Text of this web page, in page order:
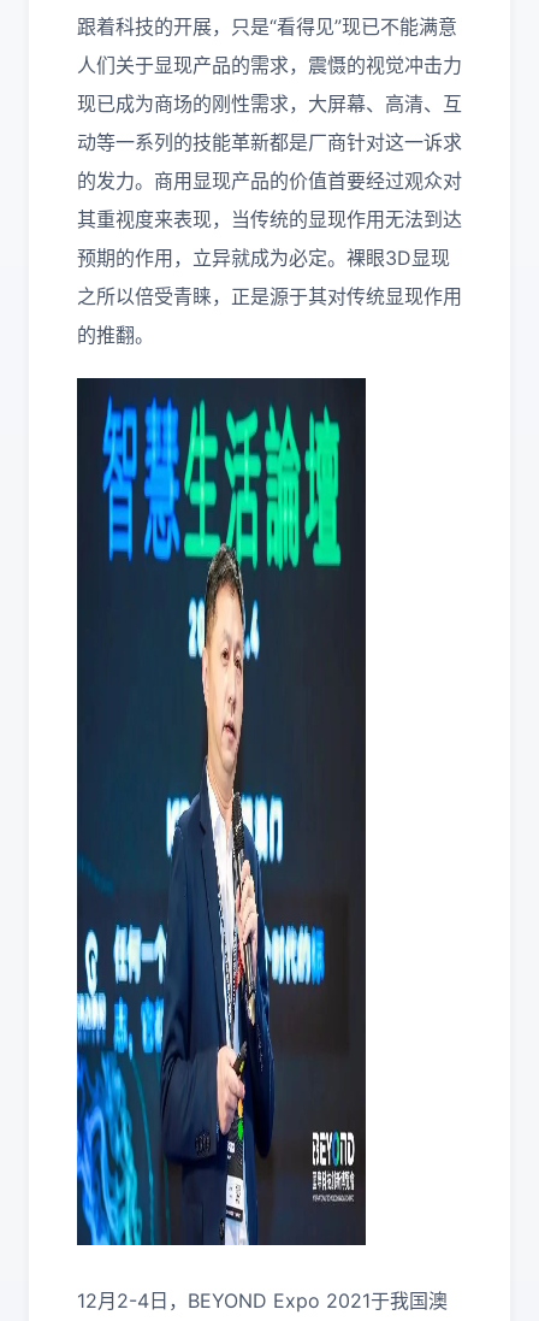
跟着科技的开展，只是“看得见”现已不能满意
人们关于显现产品的需求，震慑的视觉冲击力
现已成为商场的刚性需求，大屏幕、高清、互
动等一系列的技能革新都是厂商针对这一诉求
的发力。商用显现产品的价值首要经过观众对
其重视度来表现，当传统的显现作用无法到达
预期的作用，立异就成为必定。裸眼3D显现
之所以倍受青睐，正是源于其对传统显现作用
的推翻。
12月2-4日，BEYOND Expo 2021于我国澳